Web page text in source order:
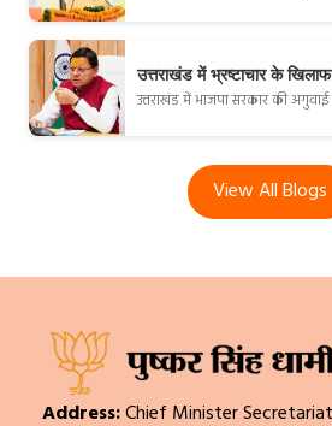
उत्तराखंड में भ्रष्टाचार के
उत्तराखंड में भाजपा सरकार की अगुवाई में
View All Blogs
Address:Chief Minister Secretariat